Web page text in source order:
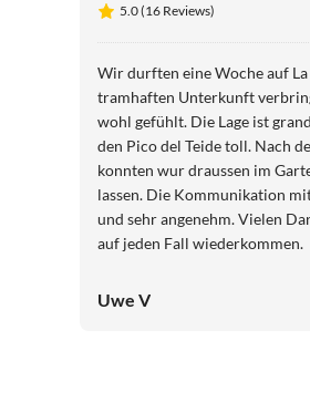
5.0 (16 Reviews)
Wir durften eine Woche auf
tramhaften Unterkunft
wohl gefühlt. Die Lage ist
den Pico del Teide toll. Nach den Wanderungen tagsüber
konnten wur draussen im
lassen. Die Kommunikation
und sehr angenehm. Vielen
auf jeden Fall wiederkommen.
Uwe V